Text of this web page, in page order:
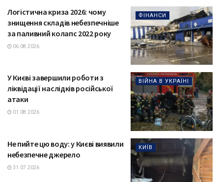
ФІНАНСИ
Логістична криза 2026: чому
знищення складів небезпечніше
за паливний колапс 2022 року
06.08.2026
ВІЙНА В УКРАЇНІ
У Києві завершили роботи з
ліквідації наслідків російської
атаки
01.08.2026
КИЇВ
Не пийте цю воду: у Києві виявили
небезпечне джерело
31.07.2026